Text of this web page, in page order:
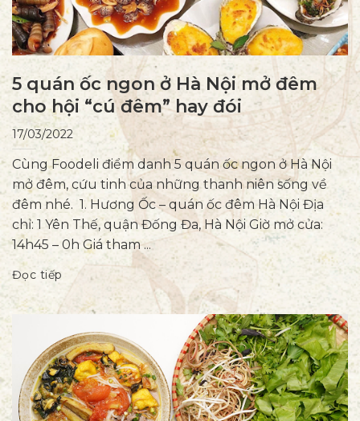
5 quán ốc ngon ở Hà Nội mở đêm
cho hội “cú đêm” hay đói
17/03/2022
Cùng Foodeli điểm danh 5 quán ốc ngon ở Hà Nội
mở đêm, cứu tinh của những thanh niên sống về
đêm nhé. 1. Hương Ốc – quán ốc đêm Hà Nội Địa
chỉ: 1 Yên Thế, quận Đống Đa, Hà Nội Giờ mở cửa:
14h45 – 0h Giá tham ...
Đọc tiếp